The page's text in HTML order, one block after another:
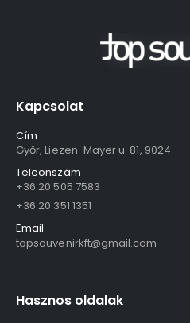
Kapcsolat
Cím
Győr, Liezen-Mayer u. 81, 9024
Teleonszám
+36 20 505 7583
+36 20 351 1351
Email
topsouvenirkft@gmail.com
Hasznos oldalak